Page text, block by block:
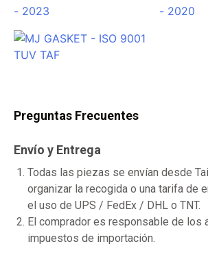
Preguntas Frecuentes
Envío y Entrega
Todas las piezas se envían desde
organizar la recogida o una tarifa de
el uso de UPS / FedEx / DHL o TNT.
El comprador es responsable de los
impuestos de importación.